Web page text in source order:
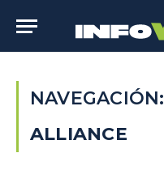
NAVEGACIÓN:
ALLIANCE